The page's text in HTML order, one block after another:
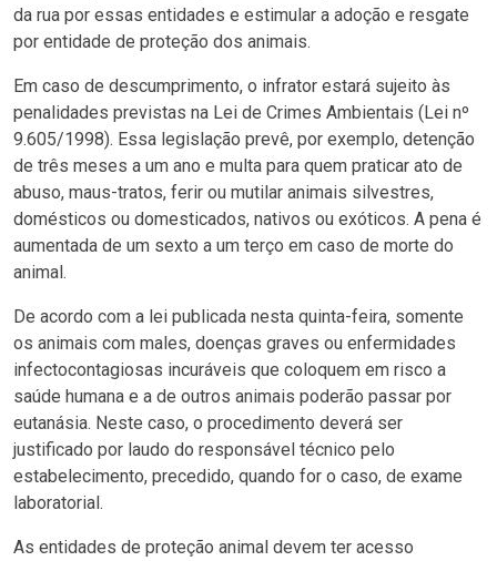
da rua por essas entidades e estimular a adoção e resgate
por entidade de proteção dos animais.
Em caso de descumprimento, o infrator estará sujeito às
penalidades previstas na Lei de Crimes Ambientais (Lei nº
9.605/1998). Essa legislação prevê, por exemplo, detenção
de três meses a um ano e multa para quem praticar ato de
abuso, maus-tratos, ferir ou mutilar animais silvestres,
domésticos ou domesticados, nativos ou exóticos. A pena é
aumentada de um sexto a um terço em caso de morte do
animal.
De acordo com a lei publicada nesta quinta-feira, somente
os animais com males, doenças graves ou enfermidades
infectocontagiosas incuráveis que coloquem em risco a
saúde humana e a de outros animais poderão passar por
eutanásia. Neste caso, o procedimento deverá ser
justificado por laudo do responsável técnico pelo
estabelecimento, precedido, quando for o caso, de exame
laboratorial.
As entidades de proteção animal devem ter acesso